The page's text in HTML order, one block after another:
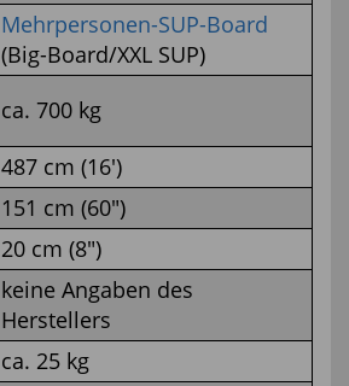
Mehrpersonen-SUP-Board
(Big-Board/XXL SUP)
ca. 700 kg
487 cm (16′)
151 cm (60″)
20 cm (8″)
keine Angaben des
Herstellers
ca. 25 kg